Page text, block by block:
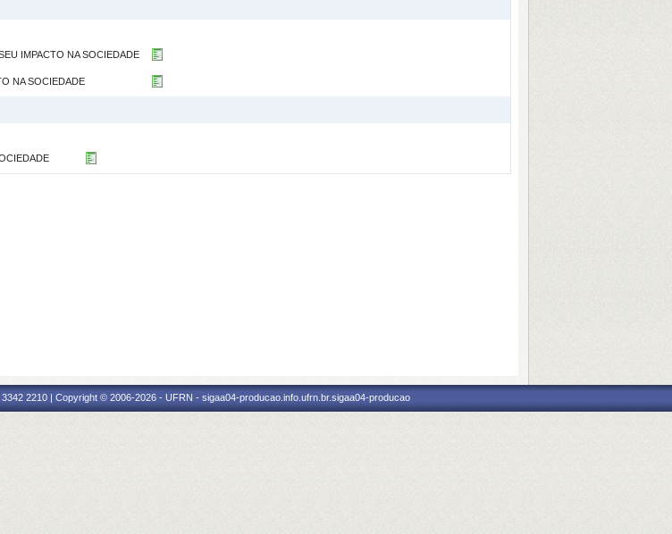
IMPACTO NA SOCIEDADE
NA SOCIEDADE
2210 | Copyright © 2006-2026 - UFRN - sigaa04-producao.info.ufrn.br.sigaa04-producao